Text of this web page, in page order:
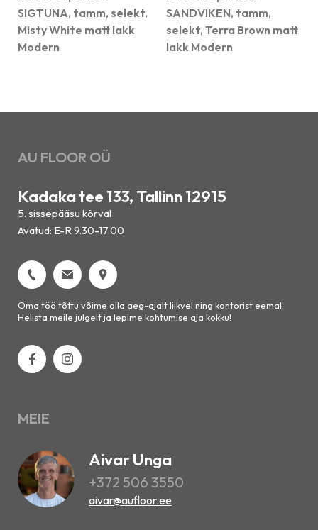
SIGTUNA, tamm, selekt,
Misty White matt lakk
Modern
SANDVIKEN, tamm,
selekt, Terra Brown matt
lakk Modern
AU FLOOR OÜ
Kadaka tee 133, Tallinn 12915
5. sissepääsu kõrval
Avatud: E-R 9.30-17.00
Oma töö tõttu võime olla aeg-ajalt liikvel ning kontorist eemal.
Helista meile julgelt ja lepime kohtumise aja kokku!
MEIE
Aivar Unga
+372 506 3550
aivar@aufloor.ee